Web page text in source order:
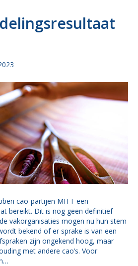
cao-partijen MITT een
bereikt. Dit is nog geen definitief
vakorganisaties mogen nu hun stem
bekend of er sprake is van een
zijn ongekend hoog, maar
met andere cao’s. Voor